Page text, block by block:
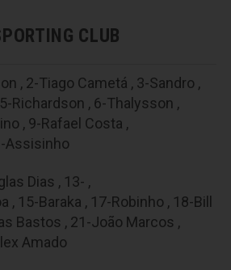
CLUB
, 2-Tiago Cametá , 3-Sandro ,
5-Richardson , 6-Thalysson ,
, 9-Rafael Costa ,
Assisinho
Dias , 13- ,
, 15-Baraka , 17-Robinho , 18-Bill
Bastos , 21-João Marcos ,
Amado